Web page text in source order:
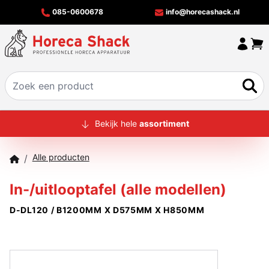
085-0600678 info@horecashack.nl
HOME
MERKEN
OFFERTECHECKER
Bekijk hele assortiment
/ Alle producten
In-/uitlooptafel (alle modellen)
D-DL120 / B1200MM X D575MM X H850MM